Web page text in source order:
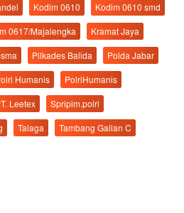
Kodim 0610
Kodim 0610 smd
0617/Majalengka
Kramat Jaya
Pilkades Balida
Polda Jabar
Humanis
PolriHumanis
Leetex
Spripim.polri
Talaga
Tambang Galian C